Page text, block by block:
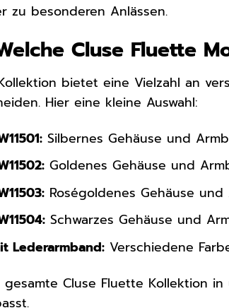
zu besonderen Anlässen.
Cluse Fluette
bietet eine Vielzahl an
Hier eine kleine Auswahl:
Silbernes Gehäuse und
Goldenes Gehäuse und
Roségoldenes Gehäuse
Schwarzes Gehäuse und
Lederarmband: Verschiedene
Cluse Fluette Kollektion